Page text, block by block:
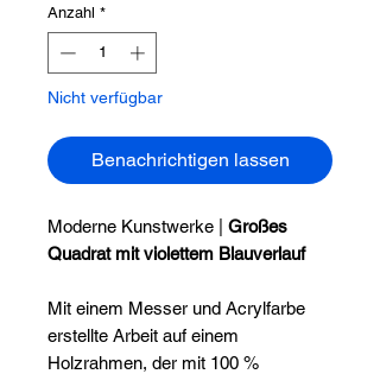
Anzahl *
Nicht verfügbar
Benachrichtigen lassen
Moderne Kunstwerke | Großes
Quadrat mit violettem Blauverlauf
Mit einem Messer und Acrylfarbe
erstellte Arbeit auf einem
Holzrahmen, der mit 100 %